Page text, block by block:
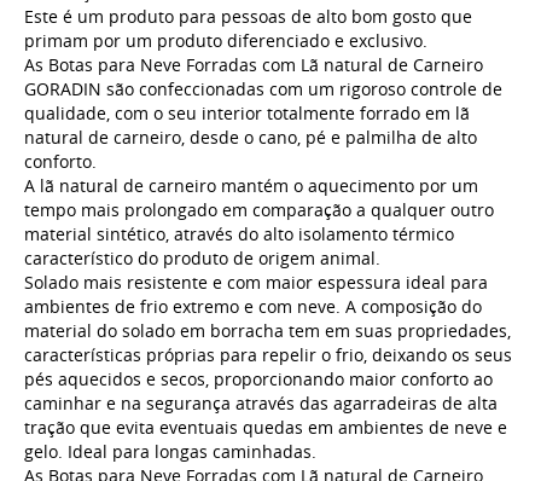
Este é um produto para pessoas de alto bom gosto que
primam por um produto diferenciado e exclusivo.
As Botas para Neve Forradas com Lã natural de Carneiro
GORADIN são confeccionadas com um rigoroso controle de
qualidade, com o seu interior totalmente forrado em lã
natural de carneiro, desde o cano, pé e palmilha de alto
conforto.
A lã natural de carneiro mantém o aquecimento por um
tempo mais prolongado em comparação a qualquer outro
material sintético, através do alto isolamento térmico
característico do produto de origem animal.
Solado mais resistente e com maior espessura ideal para
ambientes de frio extremo e com neve. A composição do
material do solado em borracha tem em suas propriedades,
características próprias para repelir o frio, deixando os seus
pés aquecidos e secos, proporcionando maior conforto ao
caminhar e na segurança através das agarradeiras de alta
tração que evita eventuais quedas em ambientes de neve e
gelo. Ideal para longas caminhadas.
As Botas para Neve Forradas com Lã natural de Carneiro